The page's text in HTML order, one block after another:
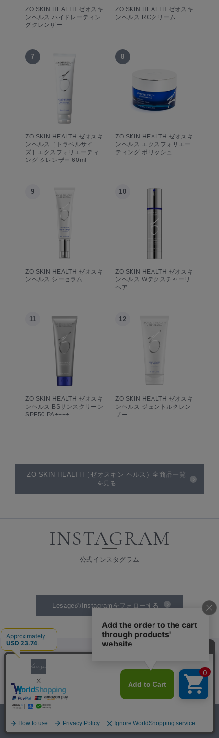
ZO SKIN HEALTH ゼオスキ
ンヘルス ハイドレーティン
グクレンザー
ZO SKIN HEALTH ゼオスキ
ンヘルス RCクリーム
7
ZO SKIN HEALTH ゼオスキ
ンヘルス［トラベルサイ
ズ］エクスフォリエーティ
ング クレンザー 60ml
8
ZO SKIN HEALTH ゼオスキ
ンヘルス エクスフォリエー
ティング ポリッシュ
9
ZO SKIN HEALTH ゼオスキ
ンヘルス シーセラム
10
ZO SKIN HEALTH ゼオスキ
ンヘルス Wテクスチャーリ
ペア
11
ZO SKIN HEALTH ゼオスキ
ンヘルス BSサンスクリーン
SPF50 PA++++
12
ZO SKIN HEALTH ゼオスキ
ンヘルス ジェントルクレン
ザー
ZO SKIN HEALTH（ゼオスキン ヘルス）全商品一覧
を見る
INSTAGRAM
公式インスタグラム
LesageのInstagramをフォローする
SHOPPING GUIDE